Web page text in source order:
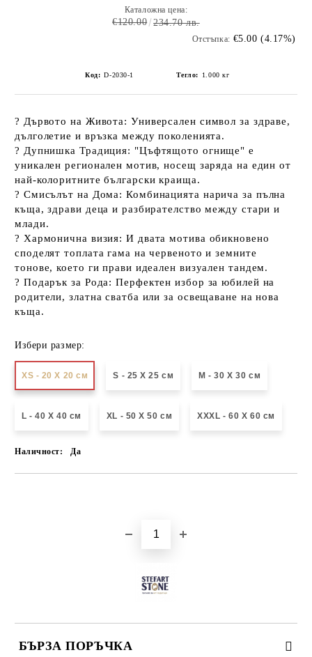
Каталожна цена:
€120.00 234.70 лв.
Отстъпка: €5.00 (4.17%)
Код: D-2030-1 Тегло: 1.000 кг
? Дървото на Живота: Универсален символ за здраве,
дълголетие и връзка между поколенията.
? Дупнишка Традиция: "Цъфтящото огнище" е
уникален регионален мотив, носещ заряда на един от
най-колоритните български краища.
? Смисълът на Дома: Комбинацията нарича за пълна
къща, здрави деца и разбирателство между стари и
млади.
? Хармонична визия: И двата мотива обикновено
споделят топлата гама на червеното и земните
тонове, което ги прави идеален визуален тандем.
? Подарък за Рода: Перфектен избор за юбилей на
родители, златна сватба или за освещаване на нова
къща.
Избери размер:
XS - 20 X 20 см S - 25 X 25 см М - 30 Х 30 см
L - 40 X 40 см XL - 50 X 50 см XXXL - 60 X 60 см
Наличност: Да
БЪРЗА ПОРЪЧКА